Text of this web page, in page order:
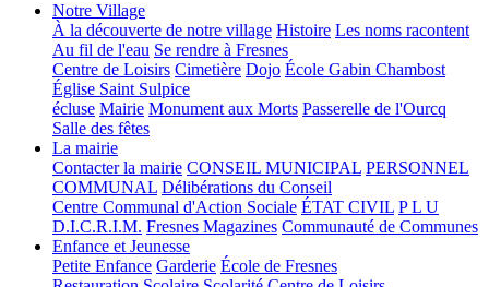
Notre Village
À la découverte de notre village Histoire Les noms racontent
Au fil de l'eau Se rendre à Fresnes
Centre de Loisirs Cimetière Dojo École Gabin Chambost
Église Saint Sulpice
écluse Mairie Monument aux Morts Passerelle de l'Ourcq
Salle des fêtes
La mairie
Contacter la mairie CONSEIL MUNICIPAL PERSONNEL
COMMUNAL Délibérations du Conseil
Centre Communal d'Action Sociale ÉTAT CIVIL P L U
D.I.C.R.I.M. Fresnes Magazines Communauté de Communes
Enfance et Jeunesse
Petite Enfance Garderie École de Fresnes